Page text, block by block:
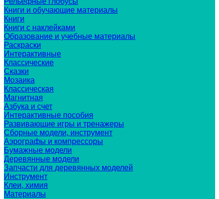
Книги и обучающие материалы
Книги
Книги с наклейками
Образование и учебные материалы
Раскраски
Интерактивные
Классические
Сказки
Мозаика
Классическая
Магнитная
Азбука и счет
Интерактивные пособия
Развивающие игры и тренажеры
Сборные модели, инструмент
Аэрографы и компрессоры
Бумажные модели
Деревянные модели
Запчасти для деревянных моделей
Инструмент
Клеи, химия
Материалы